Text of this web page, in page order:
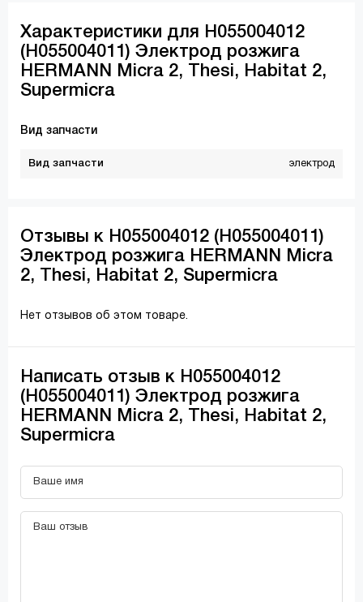
Характеристики для H055004012
(H055004011) Электрод розжига
HERMANN Micra 2, Thesi, Habitat 2,
Supermicra
Вид запчасти
Вид запчасти электрод
Отзывы к H055004012 (H055004011)
Электрод розжига HERMANN Micra
2, Thesi, Habitat 2, Supermicra
Нет отзывов об этом товаре.
Написать отзыв к H055004012
(H055004011) Электрод розжига
HERMANN Micra 2, Thesi, Habitat 2,
Supermicra